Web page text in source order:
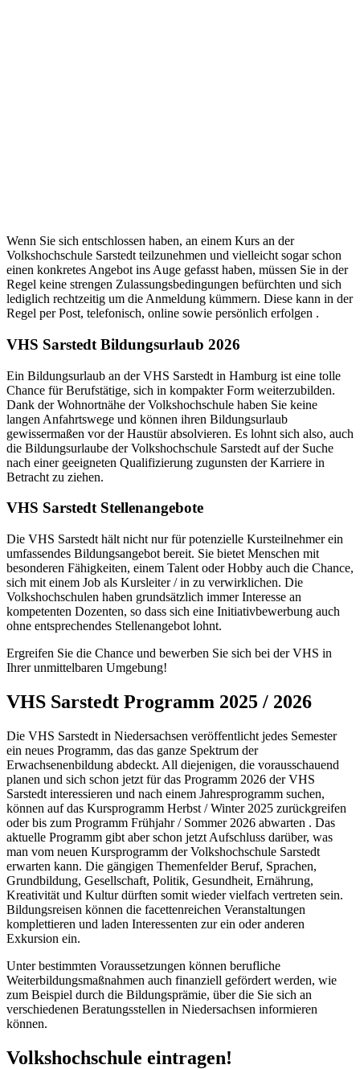
Wenn Sie sich entschlossen haben, an einem Kurs an der
Volkshochschule Sarstedt teilzunehmen und vielleicht sogar schon
einen konkretes Angebot ins Auge gefasst haben, müssen Sie in der
Regel keine strengen Zulassungsbedingungen befürchten und sich
lediglich rechtzeitig um die Anmeldung kümmern. Diese kann in der
Regel per Post, telefonisch, online sowie persönlich erfolgen .
VHS Sarstedt Bildungsurlaub 2026
Ein Bildungsurlaub an der VHS Sarstedt in Hamburg ist eine tolle
Chance für Berufstätige, sich in kompakter Form weiterzubilden.
Dank der Wohnortnähe der Volkshochschule haben Sie keine
langen Anfahrtswege und können ihren Bildungsurlaub
gewissermaßen vor der Haustür absolvieren. Es lohnt sich also, auch
die Bildungsurlaube der Volkshochschule Sarstedt auf der Suche
nach einer geeigneten Qualifizierung zugunsten der Karriere in
Betracht zu ziehen.
VHS Sarstedt Stellenangebote
Die VHS Sarstedt hält nicht nur für potenzielle Kursteilnehmer ein
umfassendes Bildungsangebot bereit. Sie bietet Menschen mit
besonderen Fähigkeiten, einem Talent oder Hobby auch die Chance,
sich mit einem Job als Kursleiter / in zu verwirklichen. Die
Volkshochschulen haben grundsätzlich immer Interesse an
kompetenten Dozenten, so dass sich eine Initiativbewerbung auch
ohne entsprechendes Stellenangebot lohnt.
Ergreifen Sie die Chance und bewerben Sie sich bei der VHS in
Ihrer unmittelbaren Umgebung!
VHS Sarstedt Programm 2025 / 2026
Die VHS Sarstedt in Niedersachsen veröffentlicht jedes Semester
ein neues Programm, das das ganze Spektrum der
Erwachsenenbildung abdeckt. All diejenigen, die vorausschauend
planen und sich schon jetzt für das Programm 2026 der VHS
Sarstedt interessieren und nach einem Jahresprogramm suchen,
können auf das Kursprogramm Herbst / Winter 2025 zurückgreifen
oder bis zum Programm Frühjahr / Sommer 2026 abwarten . Das
aktuelle Programm gibt aber schon jetzt Aufschluss darüber, was
man vom neuen Kursprogramm der Volkshochschule Sarstedt
erwarten kann. Die gängigen Themenfelder Beruf, Sprachen,
Grundbildung, Gesellschaft, Politik, Gesundheit, Ernährung,
Kreativität und Kultur dürften somit wieder vielfach vertreten sein.
Bildungsreisen können die facettenreichen Veranstaltungen
komplettieren und laden Interessenten zur ein oder anderen
Exkursion ein.
Unter bestimmten Voraussetzungen können berufliche
Weiterbildungsmaßnahmen auch finanziell gefördert werden, wie
zum Beispiel durch die Bildungsprämie, über die Sie sich an
verschiedenen Beratungsstellen in Niedersachsen informieren
können.
Volkshochschule eintragen!